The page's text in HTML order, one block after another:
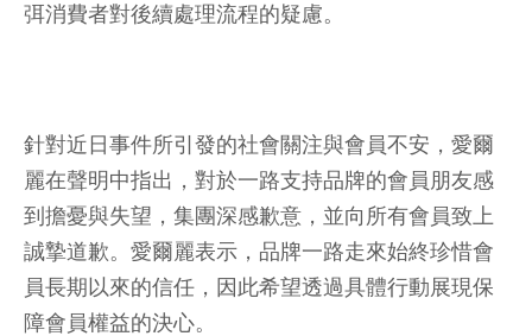
弭消費者對後續處理流程的疑慮。
針對近日事件所引發的社會關注與會員不安，愛爾
麗在聲明中指出，對於一路支持品牌的會員朋友感
到擔憂與失望，集團深感歉意，並向所有會員致上
誠摯道歉。愛爾麗表示，品牌一路走來始終珍惜會
員長期以來的信任，因此希望透過具體行動展現保
障會員權益的決心。